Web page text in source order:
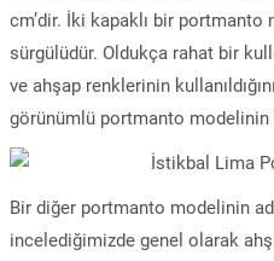
cm’dir. İki kapaklı bir
sürgülüdür. Oldukça rahat bir
ve ahşap renklerinin
görünümlü portmanto modelinin
Bir diğer portmanto modelinin
incelediğimizde genel olarak